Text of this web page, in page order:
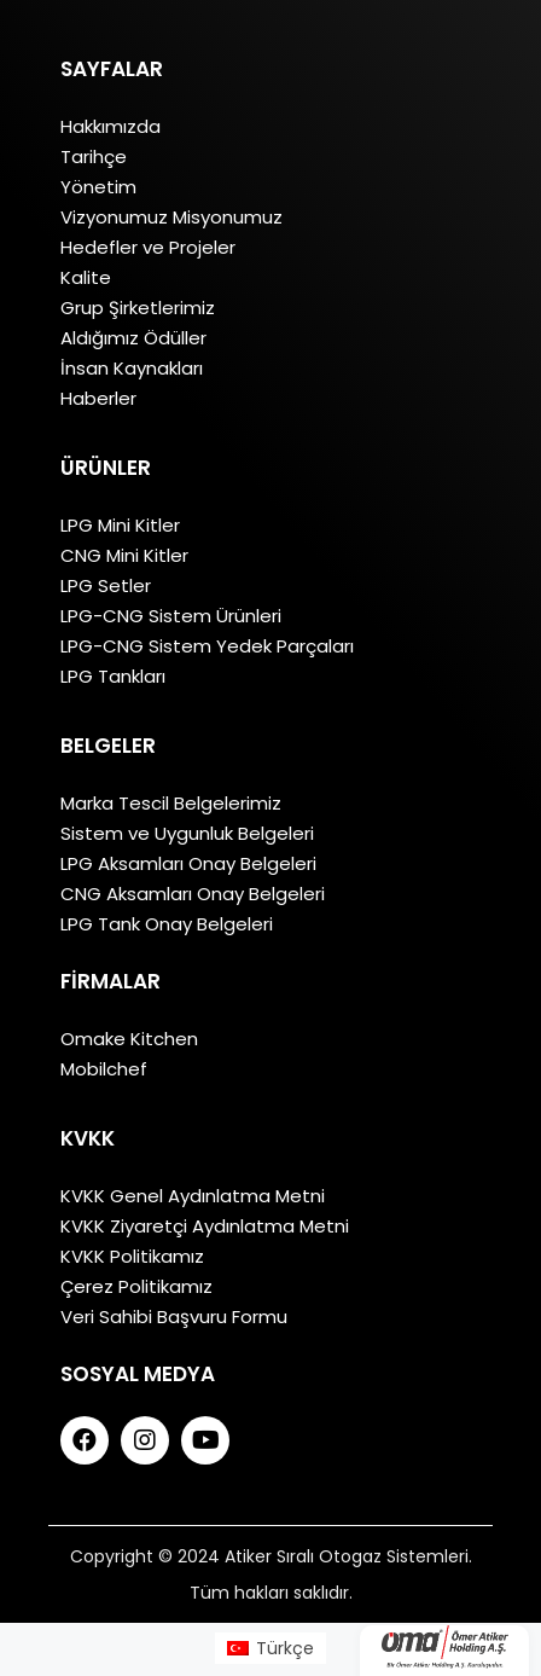
SAYFALAR
Hakkımızda
Tarihçe
Yönetim
Vizyonumuz Misyonumuz
Hedefler ve Projeler
Kalite
Grup Şirketlerimiz
Aldığımız Ödüller
İnsan Kaynakları
Haberler
ÜRÜNLER
LPG Mini Kitler
CNG Mini Kitler
LPG Setler
LPG-CNG Sistem Ürünleri
LPG-CNG Sistem Yedek Parçaları
LPG Tankları
BELGELER
Marka Tescil Belgelerimiz
Sistem ve Uygunluk Belgeleri
LPG Aksamları Onay Belgeleri
CNG Aksamları Onay Belgeleri
LPG Tank Onay Belgeleri
FIRMALAR
Omake Kitchen
Mobilchef
KVKK
KVKK Genel Aydınlatma Metni
KVKK Ziyaretçi Aydınlatma Metni
KVKK Politikamız
Çerez Politikamız
Veri Sahibi Başvuru Formu
SOSYAL MEDYA
Copyright © 2024 Atiker Sıralı Otogaz Sistemleri.
Tüm hakları saklıdır.
Türkçe